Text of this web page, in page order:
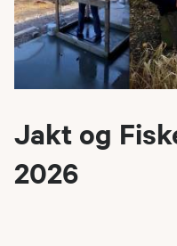
Jakt og
2026